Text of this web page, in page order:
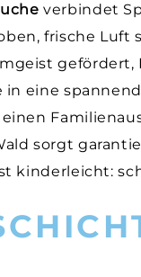
verbindet
frische Luft
in eine
sorgt
kinderleicht: